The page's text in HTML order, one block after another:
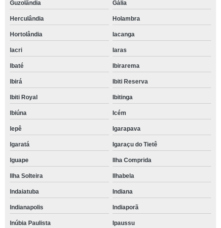
Guzolândia Gália
Herculândia Holambra
Hortolândia Iacanga
Iacri Iaras
Ibaté Ibirarema
Ibirá Ibiti Reserva
Ibiti Royal Ibitinga
Ibiúna Icém
Iepê Igarapava
Igaratá Igaraçu do Tietê
Iguape Ilha Comprida
Ilha Solteira Ilhabela
Indaiatuba Indiana
Indianapolis Indiaporã
Inúbia Paulista Ipaussu